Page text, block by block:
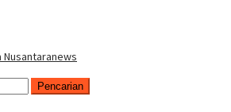
Pencarian